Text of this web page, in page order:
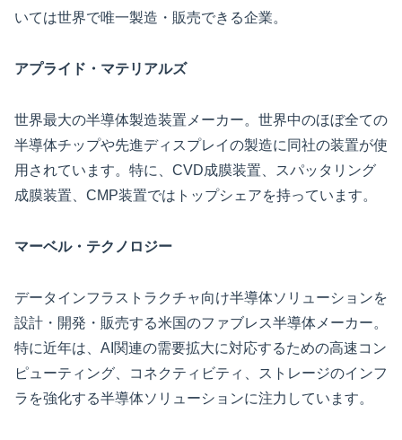
いては世界で唯一製造・販売できる企業。
アプライド・マテリアルズ
世界最大の半導体製造装置メーカー。世界中のほぼ全ての
半導体チップや先進ディスプレイの製造に同社の装置が使
用されています。特に、CVD成膜装置、スパッタリング
成膜装置、CMP装置ではトップシェアを持っています。
マーベル・テクノロジー
データインフラストラクチャ向け半導体ソリューションを
設計・開発・販売する米国のファブレス半導体メーカー。
特に近年は、AI関連の需要拡大に対応するための高速コン
ピューティング、コネクティビティ、ストレージのインフ
ラを強化する半導体ソリューションに注力しています。